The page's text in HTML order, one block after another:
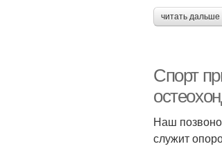
читать
Спорт
Наш
служит